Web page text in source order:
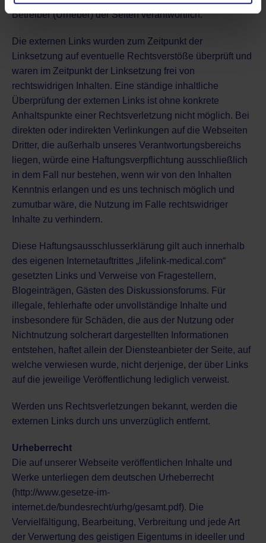
Betreiber (Urheber) der Seiten verantwortlich.
Die externen Links wurden zum Zeitpunkt der
Linksetzung auf eventuelle Rechtsverstöße überprüft und
waren im Zeitpunkt der Linksetzung frei von
rechtswidrigen Inhalten. Eine ständige inhaltliche
Überprüfung der externen Links ist ohne konkrete
Anhaltspunkte einer Rechtsverletzung nicht möglich. Bei
direkten oder indirekten Verlinkungen auf die Webseiten
Dritter, die außerhalb unseres Verantwortungsbereichs
liegen, würde eine Haftungsverpflichtung ausschließlich
in dem Fall nur bestehen, wenn wir von den Inhalten
Kenntnis erlangen und es uns technisch möglich und
zumutbar wäre, die Nutzung im Falle rechtswidriger
Inhalte zu verhindern.
Diese Haftungsausschlusserklärung gilt auch innerhalb
des eigenen Internetauftrittes „lifelink-medical.com“
gesetzten Links und Verweise von Fragestellern,
Blogeinträgen, Gästen des Diskussionsforums. Für
illegale, fehlerhafte oder unvollständige Inhalte und
insbesondere für Schäden, die aus der Nutzung oder
Nichtnutzung solcherart dargestellten Informationen
entstehen, haftet allein der Diensteanbieter der Seite, auf
welche verwiesen wurde, nicht derjenige, der über Links
auf die jeweilige Veröffentlichung lediglich verweist.
Werden uns Rechtsverletzungen bekannt, werden die
externen Links durch uns unverzüglich entfernt.
Urheberrecht
Die auf unserer Webseite veröffentlichen Inhalte und
Werke unterliegen dem deutschen Urheberrecht
(http://www.gesetze-im-
internet.de/bundesrecht/urhg/gesamt.pdf). Die
Vervielfältigung, Bearbeitung, Verbreitung und jede Art
der Verwertung des geistigen Eigentums in ideeller und